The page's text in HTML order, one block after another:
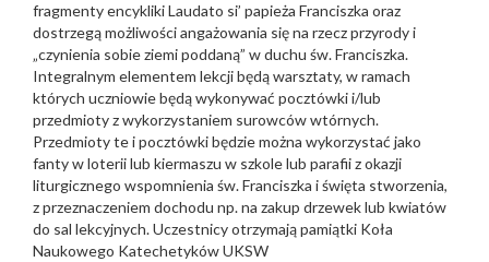
fragmenty encykliki Laudato si’ papieża Franciszka oraz
dostrzegą możliwości angażowania się na rzecz przyrody i
„czynienia sobie ziemi poddaną” w duchu św. Franciszka.
Integralnym elementem lekcji będą warsztaty, w ramach
których uczniowie będą wykonywać pocztówki i/lub
przedmioty z wykorzystaniem surowców wtórnych.
Przedmioty te i pocztówki będzie można wykorzystać jako
fanty w loterii lub kiermaszu w szkole lub parafii z okazji
liturgicznego wspomnienia św. Franciszka i święta stworzenia,
z przeznaczeniem dochodu np. na zakup drzewek lub kwiatów
do sal lekcyjnych. Uczestnicy otrzymają pamiątki Koła
Naukowego Katechetyków UKSW